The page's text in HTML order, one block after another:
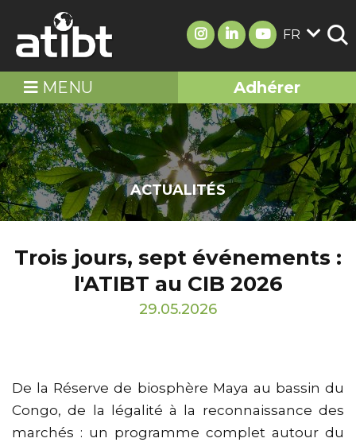
FR
MENU Adhérer
ACTUALITÉS
Trois jours, sept événements :
l'ATIBT au CIB 2026
29.05.2026
De la Réserve de biosphère Maya au bassin du
Congo, de la légalité à la reconnaissance des
marchés : un programme complet autour du